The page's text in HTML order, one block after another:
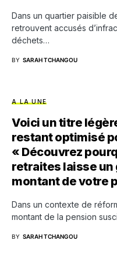
Dans un quartier paisible
retrouvent accusés
déchets…
BY SARAH TCHANGOU
A LA UNE
Voici un titre
restant optimisé
« Découvrez
retraites laisse un
montant de votre
Dans un contexte de
montant de la pension
BY SARAH TCHANGOU